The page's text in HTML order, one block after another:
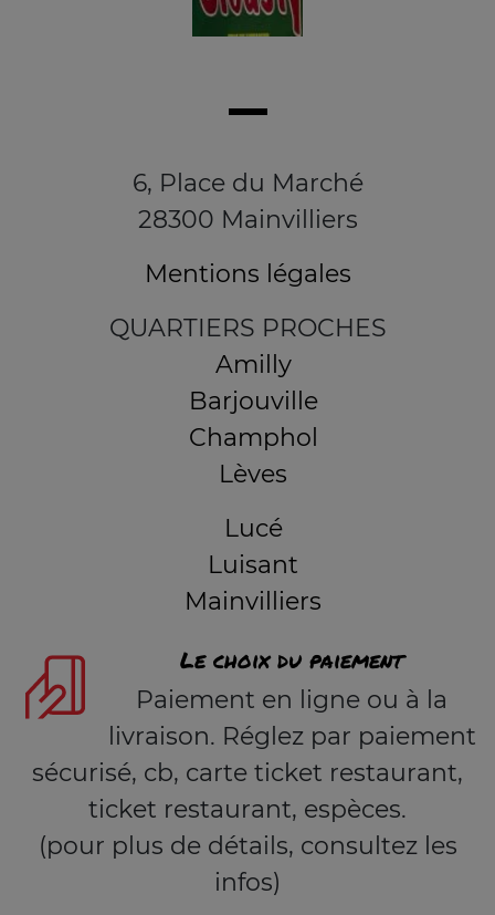
6, Place du Marché
28300 Mainvilliers
Mentions légales
QUARTIERS PROCHES
Amilly
Barjouville
Champhol
Lèves
Lucé
Luisant
Mainvilliers
Le choix du paiement
Paiement en ligne ou à la
livraison. Réglez par paiement
sécurisé, cb, carte ticket restaurant,
ticket restaurant, espèces.
(pour plus de détails, consultez les
infos)